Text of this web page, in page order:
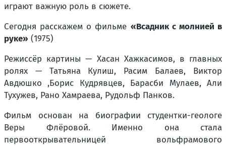
играют важную роль в сюжете.
Сегодня расскажем о фильме «Всадник с молнией в
руке» (1975)
Режиссёр картины — Хасан Хажкасимов, в главных
ролях — Татьяна Кулиш, Расим Балаев, Виктор
Авдюшко ,Борис Кудрявцев, Барасби Мулаев, Али
Тухужев, Рано Хамраева, Рудольф Панков.
Фильм основан на биографии студентки-геологе
Веры Флёровой. Именно она стала
первооткрывательницей вольфрамового